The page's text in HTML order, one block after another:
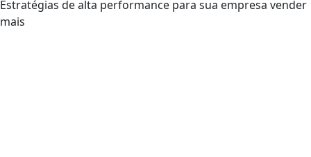
Estratégias de alta performance para sua empresa vender
mais